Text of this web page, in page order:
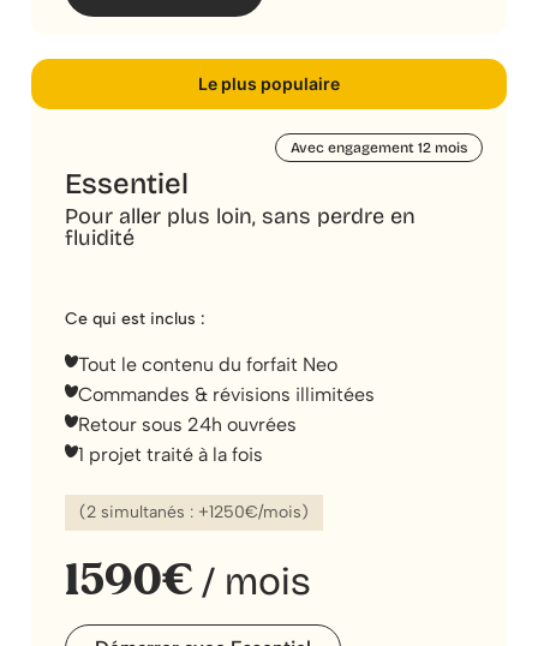
Le plus populaire
Avec engagement 12 mois
Essentiel
Pour aller plus loin, sans perdre en
fluidité
Ce qui est inclus :
Tout le contenu du forfait Neo
Commandes & révisions illimitées
Retour sous 24h ouvrées
1 projet traité à la fois
(2 simultanés : +1250€/mois)
1590€ / mois